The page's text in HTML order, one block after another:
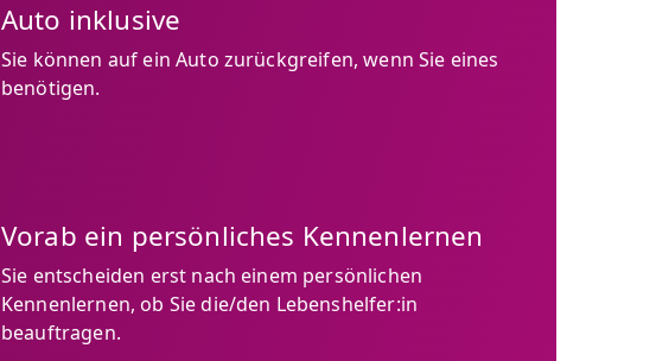
Auto inklusive
Sie können auf ein Auto zurückgreifen, wenn Sie eines
benötigen.
Vorab ein persönliches Kennenlernen
Sie entscheiden erst nach einem persönlichen
Kennenlernen, ob Sie die/den Lebenshelfer:in
beauftragen.